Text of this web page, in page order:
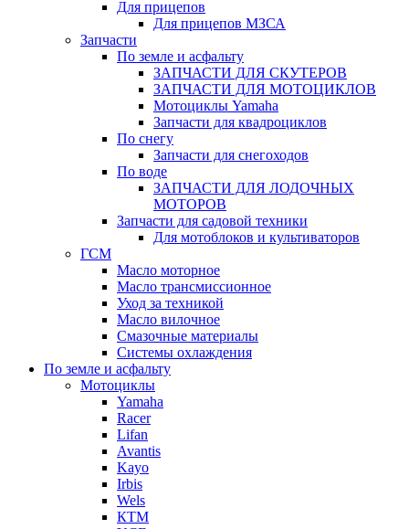
Для прицепов
Для прицепов МЗСА
Запчасти
По земле и асфальту
ЗАПЧАСТИ ДЛЯ СКУТЕРОВ
ЗАПЧАСТИ ДЛЯ МОТОЦИКЛОВ
Мотоциклы Yamaha
Запчасти для квадроциклов
По снегу
Запчасти для снегоходов
По воде
ЗАПЧАСТИ ДЛЯ ЛОДОЧНЫХ
МОТОРОВ
Запчасти для садовой техники
Для мотоблоков и культиваторов
ГСМ
Масло моторное
Масло трансмиссионное
Уход за техникой
Масло вилочное
Смазочные материалы
Системы охлаждения
По земле и асфальту
Мотоциклы
Yamaha
Racer
Lifan
Avantis
Kayo
Irbis
Wels
КТМ